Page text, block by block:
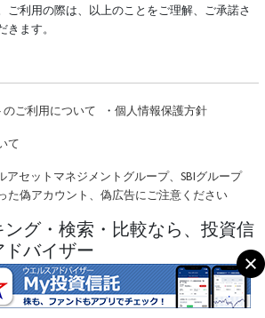
ご利用の際は、以上のことをご理解、ご承諾さ
ます。
のご利用について ・ 個人情報保護方針
て
アセットマネジメントグループ、SBIグループ
た偽アカウント、偽広告にご注意ください
グ・検索・比較なら、投資信
バイザー
Advisor Co., Ltd. All Rights